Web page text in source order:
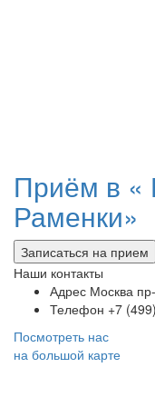
Приём в «
Раменки»
Записаться на прием
Наши контакты
Адрес Москва
Телефон +7
Посмотреть нас
на большой карте